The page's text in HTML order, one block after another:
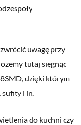
uwagę przy
tutaj sięgnąć
dzięki którym
sufity i in.
do kuchni czy